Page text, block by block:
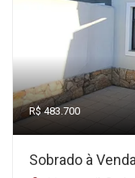
R$ 483.700
Sobrado à